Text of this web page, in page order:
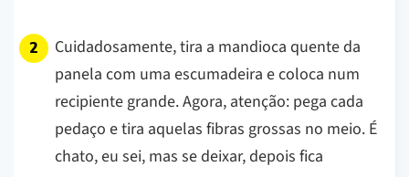
Cuidadosamente, tira a mandioca quente da
panela com uma escumadeira e coloca num
recipiente grande. Agora, atenção: pega cada
pedaço e tira aquelas fibras grossas no meio. É
chato, eu sei, mas se deixar, depois fica